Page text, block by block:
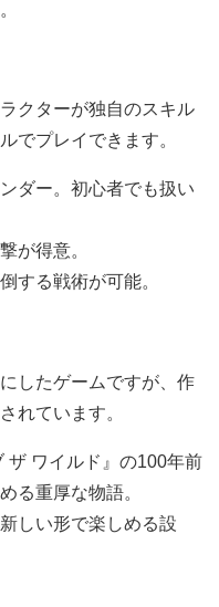
クターが独自のスキル
でプレイできます。
ダー。初心者でも扱い
が得意。
する戦術が可能。
したゲームですが、作
れています。
ザ ワイルド』の100年前
る重厚な物語。
しい形で楽しめる設